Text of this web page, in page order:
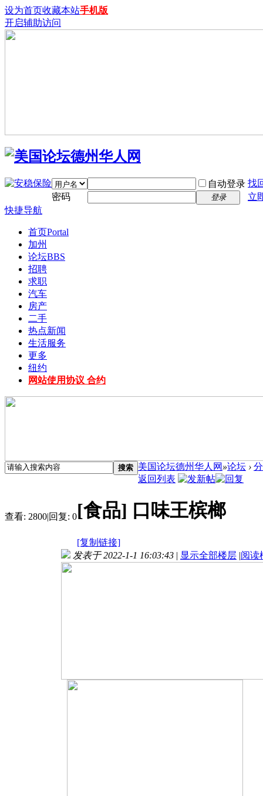
设为首页收藏本站手机版
开启辅助访问
自动登录 找
密码
登录
立
快捷导航
首页Portal
加州
论坛BBS
招聘
求职
汽车
房产
二手
热点新闻
生活服务
更多
纽约
网站使用协议 合约
搜索 美国论坛德州华人网 »论坛 ›
返回列表
查看: 2800|回复: 0[食品] 口味王槟榔
[复制链接]
发表于 2022-1-1 16:03:43 | 显示全部楼层 |阅读